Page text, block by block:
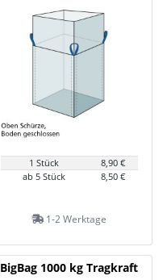
1 Stück
8,90 €
ab 5 Stück
8,50 €
1-2 Werktage
BigBag 1000 kg Tragkraft